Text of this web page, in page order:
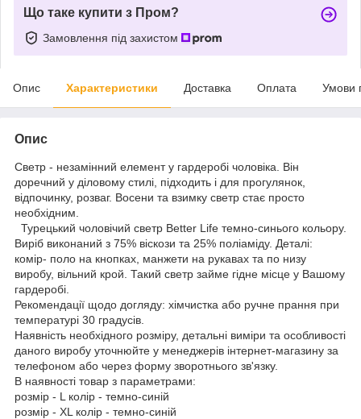
Що таке купити з Пром?
Замовлення під захистом
Опис Характеристики Доставка Оплата Умови
Опис
Светр - незамінний елемент у гардеробі чоловіка. Він
доречний у діловому стилі, підходить і для прогулянок,
відпочинку, розваг. Восени та взимку светр стає просто
необхідним.
Турецький чоловічий светр Better Lifе темно-синього кольору.
Виріб виконаний з 75% віскози та 25% поліаміду. Деталі:
комір- поло на кнопках, манжети на рукавах та по низу
виробу, вільний крой. Такий светр займе гідне місце у Вашому
гардеробі.
Рекомендації щодо догляду: хімчистка або ручне прання при
температурі 30 градусів.
Наявність необхідного розміру, детальні виміри та особливості
даного виробу уточнюйте у менеджерів інтернет-магазину за
телефоном або через форму зворотнього зв'язку.
В наявності товар з параметрами:
розмір - L колір - темно-синій
розмір - XL колір - темно-синій